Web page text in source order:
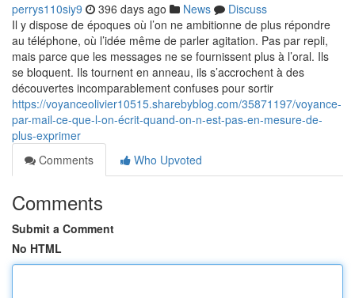
perrys110siy9 396 days ago News
Discuss
Il y dispose de époques où l’on ne ambitionne de plus répondre
au téléphone, où l’idée même de parler agitation. Pas par repli,
mais parce que les messages ne se fournissent plus à l’oral. Ils
se bloquent. Ils tournent en anneau, ils s’accrochent à des
découvertes incomparablement confuses pour sortir
https://voyanceolivier10515.sharebyblog.com/35871197/voyance-
par-mail-ce-que-l-on-écrit-quand-on-n-est-pas-en-mesure-de-
plus-exprimer
Comments
Who Upvoted
Comments
Submit a Comment
No HTML